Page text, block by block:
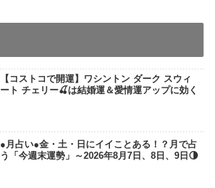
【コストコで開運】ワシントン ダーク スウィ
ート チェリー🍒は結婚運＆愛情運アップに効く
●月占い●金・土・日にイイことある！？月で占
う「今週末運勢」～2026年8月7日、8日、9日🌗